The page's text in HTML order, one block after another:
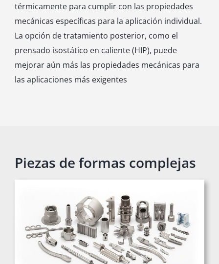
térmicamente para cumplir con las propiedades
mecánicas específicas para la aplicación individual.
La opción de tratamiento posterior, como el
prensado isostático en caliente (HIP), puede
mejorar aún más las propiedades mecánicas para
las aplicaciones más exigentes
Piezas de formas complejas